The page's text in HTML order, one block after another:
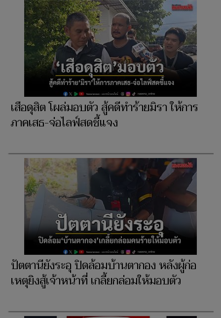
เสือดุสิต โผล่มอบตัว สู้คดีทำร้ายมิรา ให้การ
ภาคเสธ-จ่อไลฟ์สดชี้แจง
ปัตตานียังระอุ ปิดล้อมบ้านตากอง หลังผู้ก่อ
เหตุยิงสู้เจ้าหน้าที่ เกลี้ยกล่อมให้มอบตัว